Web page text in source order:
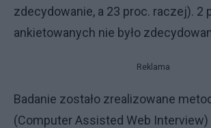
zdecydowanie, a 23 proc. raczej). 2
ankietowanych nie było
Reklama
Badanie zostało zrealizowane
(Computer Assisted Web Interview)